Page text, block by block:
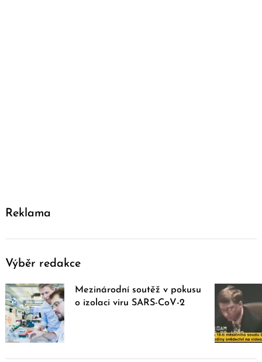
Reklama
Výběr redakce
Mezinárodní soutěž v pokusu
o izolaci viru SARS-CoV-2